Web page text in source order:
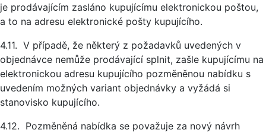
je prodávajícím zasláno kupujícímu elektronickou poštou,
a to na adresu elektronické pošty kupujícího.
4.11. V případě, že některý z požadavků uvedených v
objednávce nemůže prodávající splnit, zašle kupujícímu na
elektronickou adresu kupujícího pozměněnou nabídku s
uvedením možných variant objednávky a vyžádá si
stanovisko kupujícího.
4.12. Pozměněná nabídka se považuje za nový návrh